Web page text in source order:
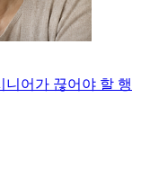
니어가 끊어야 할 행